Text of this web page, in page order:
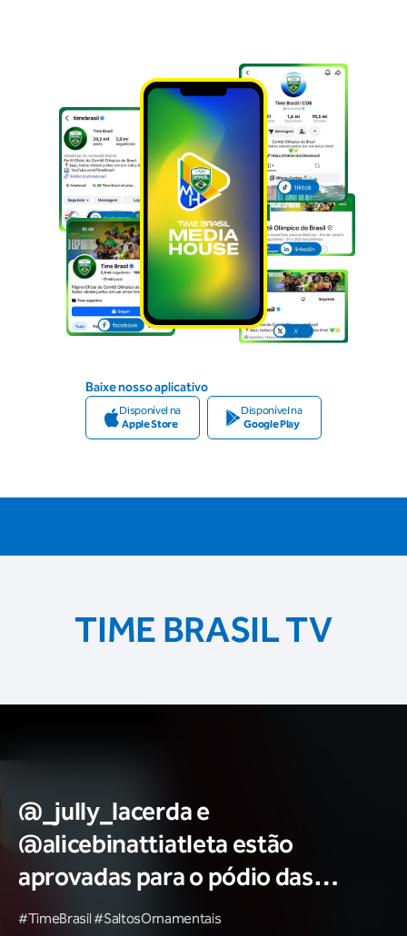
Baixe nosso aplicativo
Disponível na
Apple Store
Disponível na
Google Play
TIME BRASIL TV
@_jully_lacerda​ e
@alicebinattiatleta​ estão
aprovadas para o pódio das
poses? 🥇✨
#TimeBrasil #SaltosOrnamentais